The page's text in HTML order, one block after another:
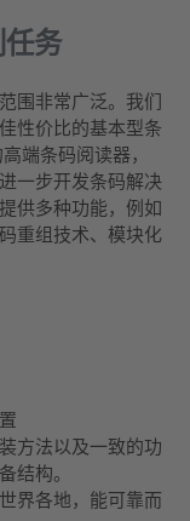
务
围非常广泛。我们
性价比的基本型条
端条码阅读器，
一步开发条码解决
供多种功能，例如
重组技术、模块化
方法以及一致的功
结构。
界各地，能可靠而